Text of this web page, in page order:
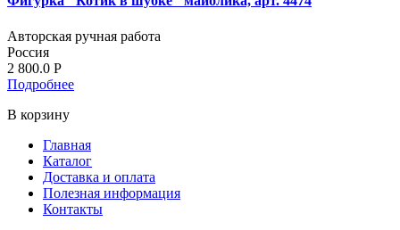
Авторская ручная работа
Россия
2 800.0 Р
Подробнее
В корзину
Главная
Каталог
Доставка и оплата
Полезная информация
Контакты